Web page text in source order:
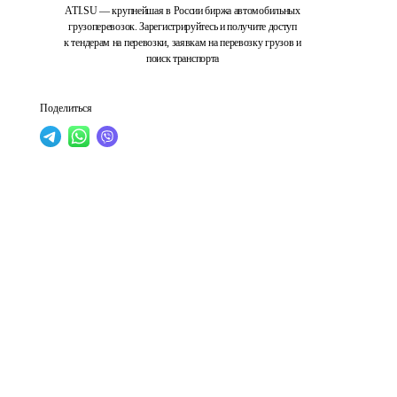
ATI.SU — крупнейшая в России биржа автомобильных
грузоперевозок. Зарегистрируйтесь и получите доступ
к тендерам на перевозки, заявкам на перевозку грузов и
поиск транспорта
Поделиться